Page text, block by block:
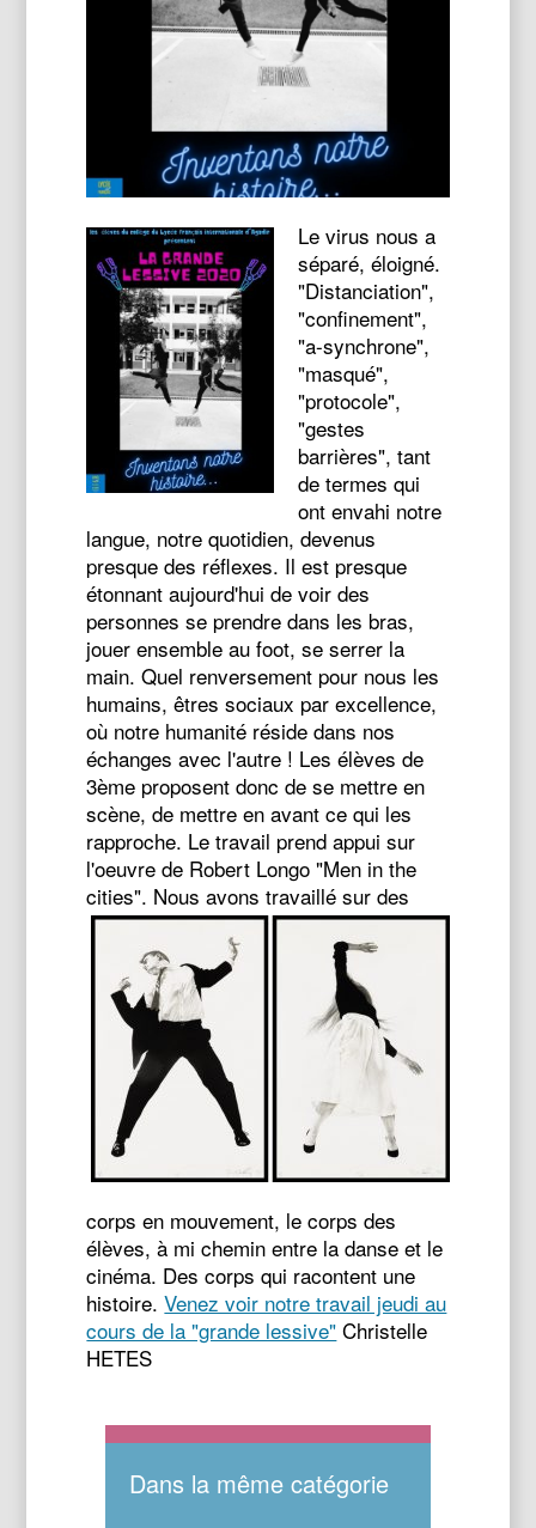
Le virus nous a
séparé, éloigné.
"Distanciation",
"confinement",
"a-synchrone",
"masqué",
"protocole",
"gestes
barrières", tant
de termes qui
ont envahi notre
langue, notre quotidien, devenus
presque des réflexes. Il est presque
étonnant aujourd'hui de voir des
personnes se prendre dans les bras,
jouer ensemble au foot, se serrer la
main. Quel renversement pour nous les
humains, êtres sociaux par excellence,
où notre humanité réside dans nos
échanges avec l'autre ! Les élèves de
3ème proposent donc de se mettre en
scène, de mettre en avant ce qui les
rapproche. Le travail prend appui sur
l'oeuvre de Robert Longo "Men in the
cities". Nous avons travaillé sur des
corps en mouvement, le corps des
élèves, à mi chemin entre la danse et le
cinéma. Des corps qui racontent une
histoire.Venez voir notre travail jeudi au
cours de la "grande lessive" Christelle
HETES
Dans la même catégorie